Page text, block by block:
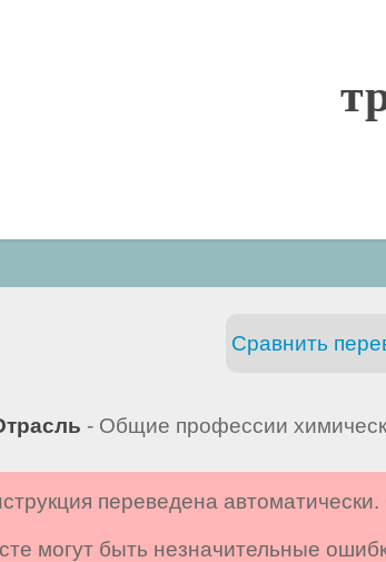
Сравнить
- Общие профессии
переведена
могут быть незначительные